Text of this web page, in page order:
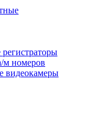
м номеров
видеокамеры